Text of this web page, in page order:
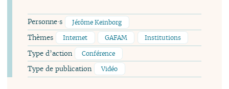
Personne·s Jérôme Keinborg
Thèmes Internet GAFAM Institutions
Type d’action Conférence
Type de publication Vidéo